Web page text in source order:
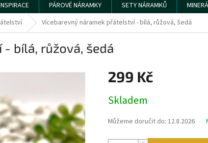
PÁROVÉ NÁRAMKY SETY NÁRAMKŮ
Vícebarevný náramek přátelství - bílá, růžová, šedá
bílá, růžová, šedá
299 Kč
cena:
Skladem
Můžeme doručit do: 12.8.2026